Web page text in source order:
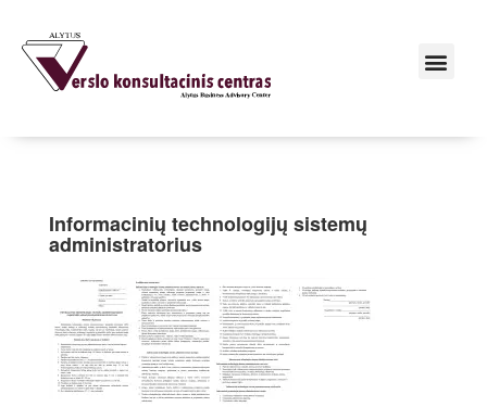
Informacinių technologijų sistemų
administratorius